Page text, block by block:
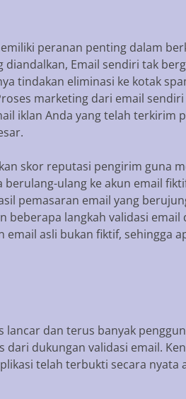
peranan penting dalam
Email sendiri tak
tindakan eliminasi ke kotak
marketing dari email
iklan Anda yang telah terkirim
skor reputasi pengirim guna
ulang ke akun email
pemasaran email yang
beberapa langkah validasi email
asli bukan fiktif, sehingga
dan terus banyak
dukungan validasi email.
telah terbukti secara nyata